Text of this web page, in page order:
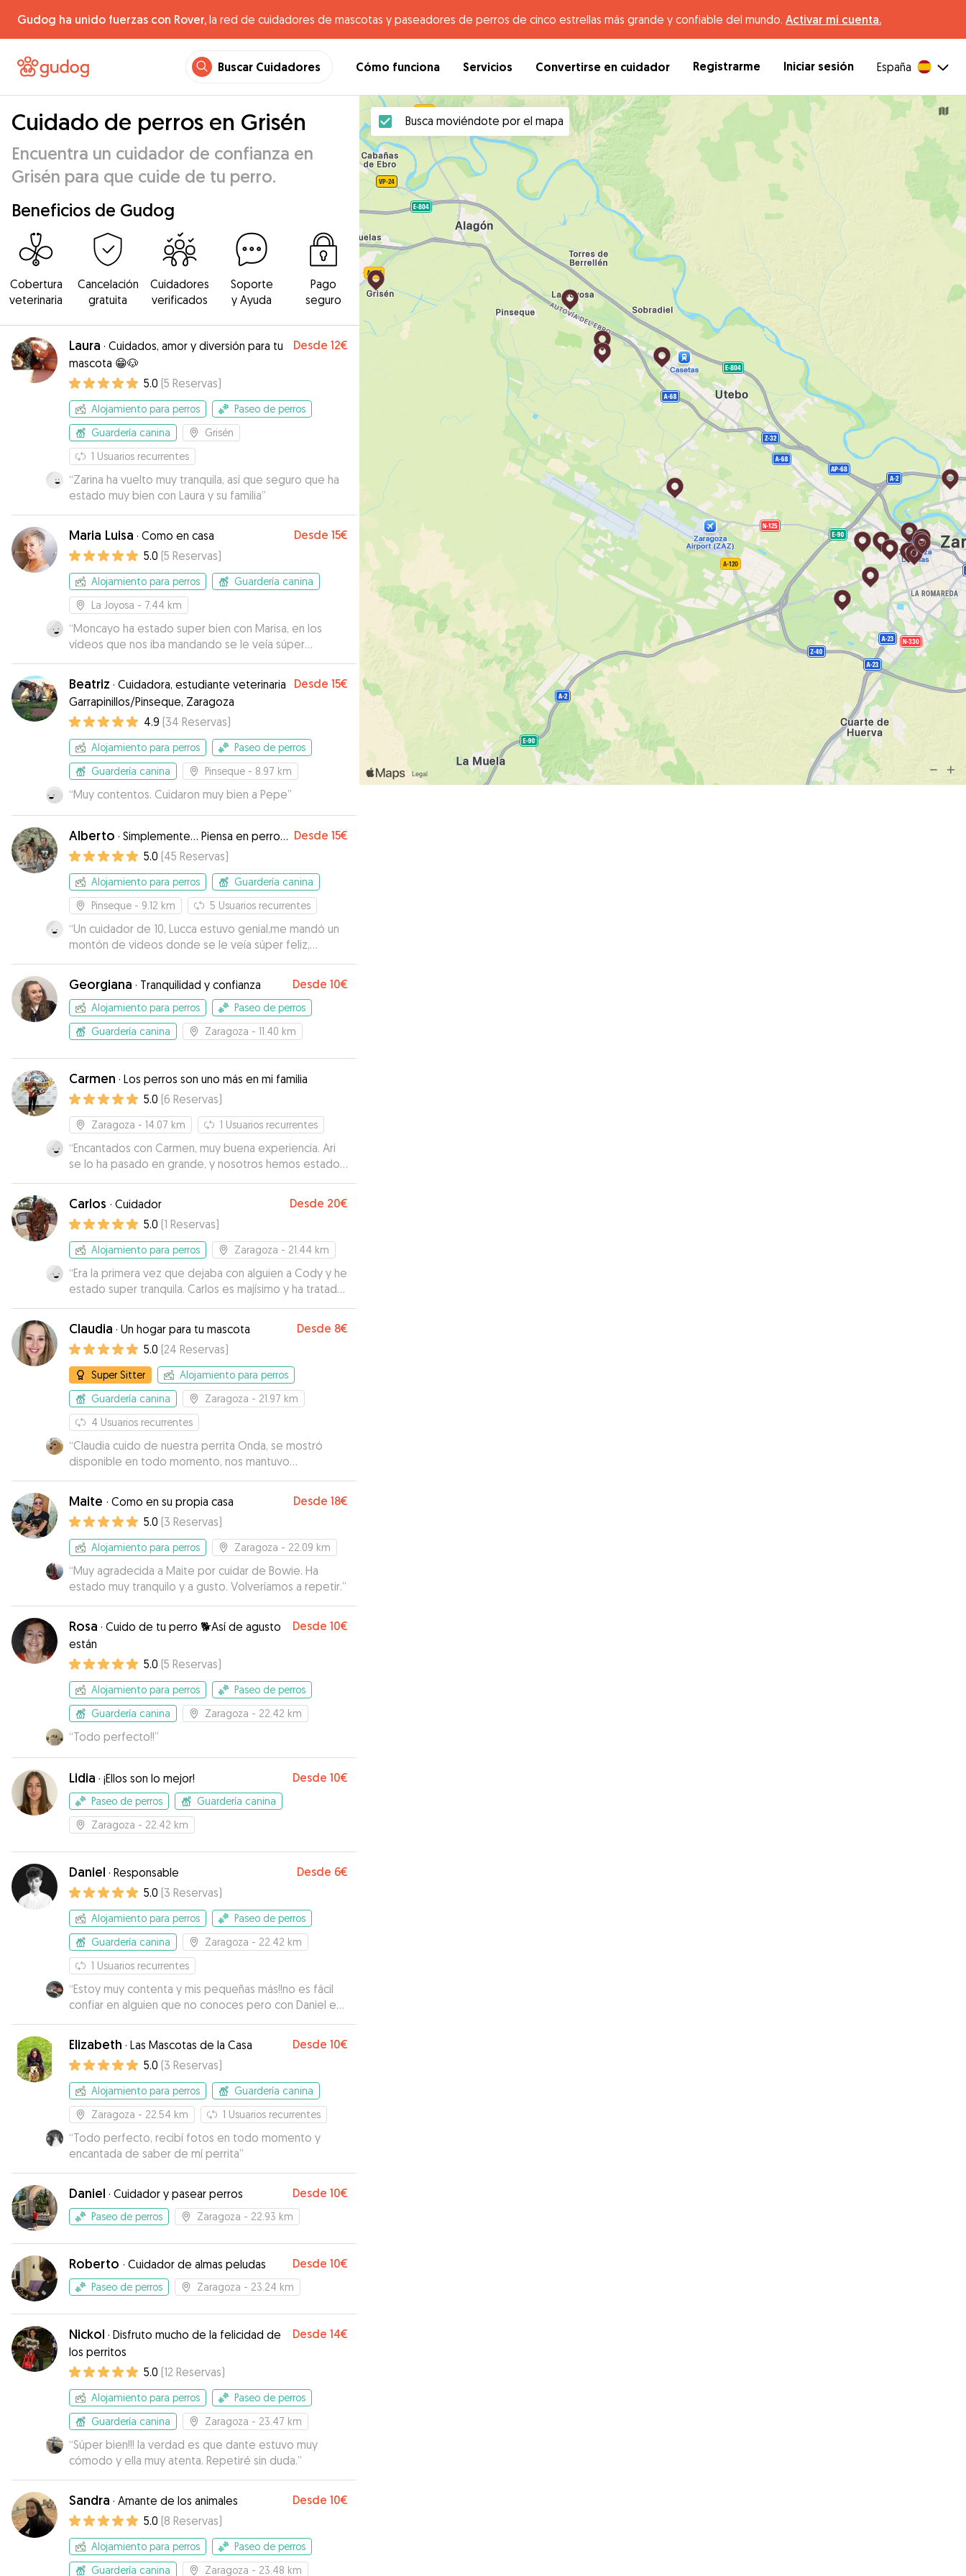
Gudog ha unido fuerzas con Rover, la red de cuidadores de mascotas y paseadores de perros de cinco estrellas más grande y confiable del mundo. Activar mi cuenta.
Buscar Cuidadores Cómo funciona Servicios Convertirse en cuidador Registrarme Iniciar sesión España
Cuidado de perros en Grisén
Encuentra un cuidador de confianza en
Grisén para que cuide de tu perro.
Beneficios de Gudog
Cobertura
veterinaria
Cancelación
gratuita
Cuidadores
verificados
Soporte
y Ayuda
Pago
seguro
Laura · Cuidados, amor y diversión para tu
mascota 😁🐶
Desde 12€
5.0 (5 Reservas)
Alojamiento para perros
Paseo de perros
Guardería canina
Grisén
1 Usuarios recurrentes
“Zarina ha vuelto muy tranquila, así que seguro que ha
estado muy bien con Laura y su familia”
Maria Luisa · Como en casa Desde 15€
5.0 (5 Reservas)
Alojamiento para perros
Guardería canina
La Joyosa - 7.44 km
“Moncayo ha estado super bien con Marisa, en los
vídeos que nos iba mandando se le veía súper
contento y tranquilo. Sin duda repetiremos con ella.”
Beatriz · Cuidadora, estudiante veterinaria
Garrapinillos/Pinseque, Zaragoza
Desde 15€
4.9 (34 Reservas)
Alojamiento para perros
Paseo de perros
Guardería canina
Pinseque - 8.97 km
“Muy contentos. Cuidaron muy bien a Pepe”
Alberto · Simplemente... Piensa en perro... Desde 15€
5.0 (45 Reservas)
Alojamiento para perros
Guardería canina
Pinseque - 9.12 km 5 Usuarios recurrentes
“Un cuidador de 10, Lucca estuvo genial,me mandó un
montón de videos donde se le veía súper feliz,
corriendo en su casa con sus mascotas en su jardín.
Alberto es encantador con los animales y eso se nota
en la reacción del perro tanto al dejarlo como al
recogerlo. Repetiremos sin duda siempre que
necesitemos dejarlo,no puede estar en mejores
manos.”
Georgiana · Tranquilidad y confianza Desde 10€
Alojamiento para perros
Paseo de perros
Guardería canina
Zaragoza - 11.40 km
Carmen · Los perros son uno más en mi familia
5.0 (6 Reservas)
Zaragoza - 14.07 km 1 Usuarios recurrentes
“Encantados con Carmen, muy buena experiencia. Ari
se lo ha pasado en grande, y nosotros hemos estado
muy tranquilos pues recibiamos noticias y vídeos con
frecuencia. Lo recomiendo.
Carlos · Cuidador Desde 20€
5.0 (1 Reservas)
Alojamiento para perros Zaragoza - 21.44 km
“Era la primera vez que dejaba con alguien a Cody y he
estado super tranquila. Carlos es majísimo y ha tratado
genial a Cody. Me ha estado enviando videos y
manteniéndome informada los dos días que ha estado
con él. Cody se lo ha pasado genial. Muy
recomendado. Repetiré seguro si vuelvo a necesitar
dejarle con alguien.”
Claudia · Un hogar para tu mascota Desde 8€
5.0 (24 Reservas)
Super Sitter
Alojamiento para perros
Guardería canina
Zaragoza - 21.97 km
4 Usuarios recurrentes
“Claudia cuido de nuestra perrita Onda, se mostró
disponible en todo momento, nos mantuvo
informados de cómo estaba durante el día, un encanto
! Sin duda volveremos a solicitarla Muchas gracias por
todo !”
Maite · Como en su propia casa Desde 18€
5.0 (3 Reservas)
Alojamiento para perros Zaragoza - 22.09 km
“Muy agradecida a Maite por cuidar de Bowie. Ha
estado muy tranquilo y a gusto. Volveríamos a repetir.”
Rosa · Cuido de tu perro 🐕Así de agusto
están
Desde 10€
5.0 (5 Reservas)
Alojamiento para perros
Paseo de perros
Guardería canina
Zaragoza - 22.42 km
“Todo perfecto!!”
Lidia · ¡Ellos son lo mejor! Desde 10€
Paseo de perros
Guardería canina
Zaragoza - 22.42 km
Daniel · Responsable Desde 6€
5.0 (3 Reservas)
Alojamiento para perros
Paseo de perros
Guardería canina
Zaragoza - 22.42 km
1 Usuarios recurrentes
“Estoy muy contenta y mis pequeñas más!!no es fácil
confiar en alguien que no conoces pero con Daniel es
muy fácil. Voy a seguir confiando en el para el cuidado
de mis niñas
Elizabeth · Las Mascotas de la Casa Desde 10€
5.0 (3 Reservas)
Alojamiento para perros
Guardería canina
Zaragoza - 22.54 km 1 Usuarios recurrentes
“Todo perfecto, recibí fotos en todo momento y
encantada de saber de mí perrita”
Daniel · Cuidador y pasear perros Desde 10€
Paseo de perros Zaragoza - 22.93 km
Roberto · Cuidador de almas peludas Desde 10€
Paseo de perros Zaragoza - 23.24 km
Nickol · Disfruto mucho de la felicidad de
los perritos
Desde 14€
5.0 (12 Reservas)
Alojamiento para perros
Paseo de perros
Guardería canina
Zaragoza - 23.47 km
“Súper bien!!! la verdad es que dante estuvo muy
cómodo y ella muy atenta. Repetiré sin duda.”
Sandra · Amante de los animales Desde 10€
5.0 (8 Reservas)
Alojamiento para perros
Paseo de perros
Guardería canina
Zaragoza - 23.48 km
Busca moviéndote por el mapa